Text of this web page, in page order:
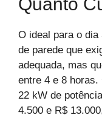
O ideal para o
de parede que
adequada, mas
entre 4 e 8
22 kW de
4.500 e R$